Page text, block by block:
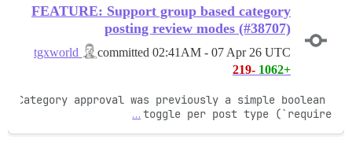
FEATURE: Support group based category
posting review modes (#38707)
committed 02:41AM - 07 Apr 26 UTC
+1062
-219
Category approval was previously a simple boolean
toggle per post type (`require
…